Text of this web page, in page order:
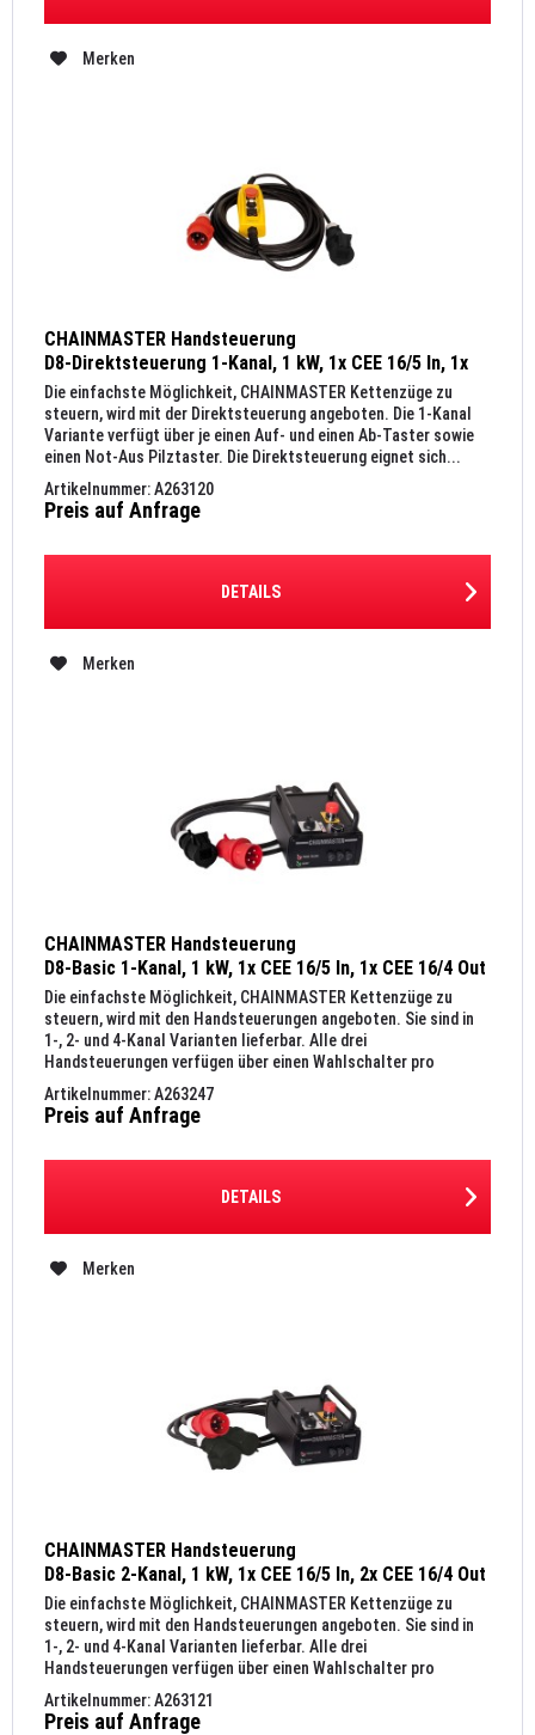
Merken
CHAINMASTER Handsteuerung
D8-Direktsteuerung 1-Kanal, 1 kW, 1x CEE 16/5 In, 1x
CEE 16/4 Out
Die einfachste Möglichkeit, CHAINMASTER Kettenzüge zu
steuern, wird mit der Direktsteuerung angeboten. Die 1-Kanal
Variante verfügt über je einen Auf- und einen Ab-Taster sowie
einen Not-Aus Pilztaster. Die Direktsteuerung eignet sich...
Artikelnummer: A263120
Preis auf Anfrage
DETAILS
Merken
CHAINMASTER Handsteuerung
D8-Basic 1-Kanal, 1 kW, 1x CEE 16/5 In, 1x CEE 16/4 Out
Die einfachste Möglichkeit, CHAINMASTER Kettenzüge zu
steuern, wird mit den Handsteuerungen angeboten. Sie sind in
1-, 2- und 4-Kanal Varianten lieferbar. Alle drei
Handsteuerungen verfügen über einen Wahlschalter pro
Kettenzug, einen...
Artikelnummer: A263247
Preis auf Anfrage
DETAILS
Merken
CHAINMASTER Handsteuerung
D8-Basic 2-Kanal, 1 kW, 1x CEE 16/5 In, 2x CEE 16/4 Out
Die einfachste Möglichkeit, CHAINMASTER Kettenzüge zu
steuern, wird mit den Handsteuerungen angeboten. Sie sind in
1-, 2- und 4-Kanal Varianten lieferbar. Alle drei
Handsteuerungen verfügen über einen Wahlschalter pro
Kettenzug, einen...
Artikelnummer: A263121
Preis auf Anfrage